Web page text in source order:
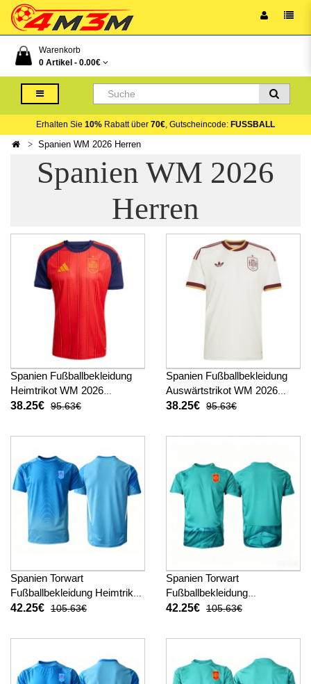
Warenkorb
0 Artikel - 0.00€
Erhalten Sie 10% Rabatt über 70€, Gutscheincode: FUSSBALL
Spanien WM 2026 Herren
Spanien WM 2026
Herren
Spanien Fußballbekleidung
Heimtrikot WM 2026
Kurzarm
38.25€ 95.63€
Spanien Fußballbekleidung
Auswärtstrikot WM 2026
Kurzarm
38.25€ 95.63€
Spanien Torwart
Fußballbekleidung Heimtrikot
WM 2026 Kurzarm
42.25€ 105.63€
Spanien Torwart
Fußballbekleidung
Auswärtstrikot WM 2026
42.25€ 105.63€